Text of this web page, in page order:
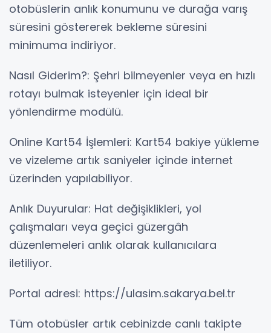
otobüslerin anlık konumunu ve durağa varış
süresini göstererek bekleme süresini
minimuma indiriyor.
Nasıl Giderim?: Şehri bilmeyenler veya en hızlı
rotayı bulmak isteyenler için ideal bir
yönlendirme modülü.
Online Kart54 İşlemleri: Kart54 bakiye yükleme
ve vizeleme artık saniyeler içinde internet
üzerinden yapılabiliyor.
Anlık Duyurular: Hat değişiklikleri, yol
çalışmaları veya geçici güzergâh
düzenlemeleri anlık olarak kullanıcılara
iletiliyor.
Portal adresi: https://ulasim.sakarya.bel.tr
Tüm otobüsler artık cebinizde canlı takipte